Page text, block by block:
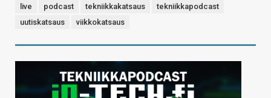
live podcast tekniikkakatsaus
tekniikkapodcast
uutiskatsaus
viikkokatsaus